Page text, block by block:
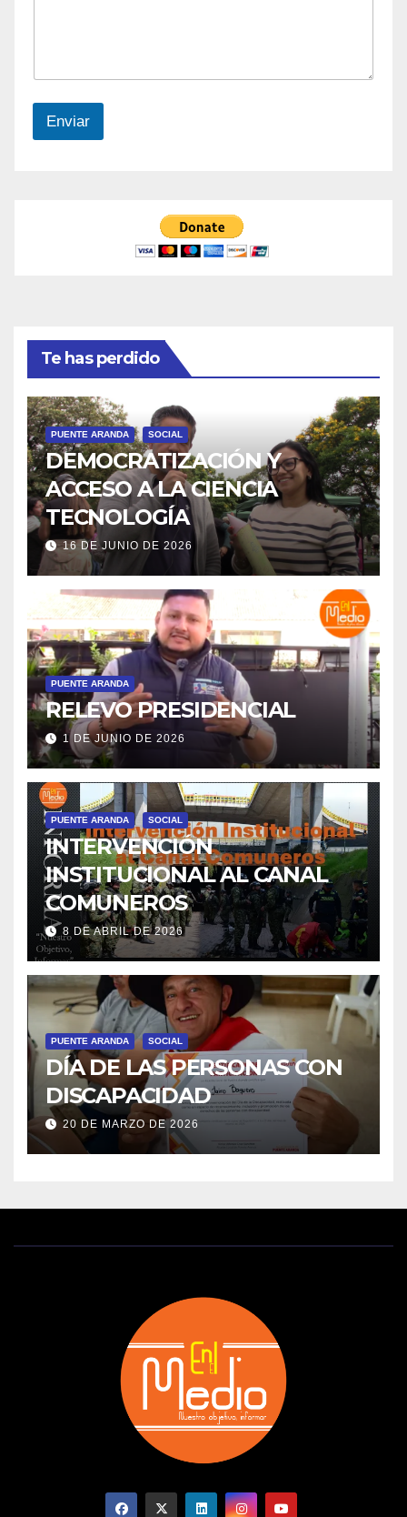
Enviar
Te has perdido
PUENTE ARANDA SOCIAL
DEMOCRATIZACIÓN Y
ACCESO A LA CIENCIA
TECNOLOGÍA
16 DE JUNIO DE 2026
PUENTE ARANDA
RELEVO PRESIDENCIAL
1 DE JUNIO DE 2026
PUENTE ARANDA SOCIAL
INTERVENCIÓN
INSTITUCIONAL AL CANAL
COMUNEROS
8 DE ABRIL DE 2026
PUENTE ARANDA SOCIAL
DÍA DE LAS PERSONAS CON
DISCAPACIDAD
20 DE MARZO DE 2026